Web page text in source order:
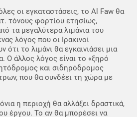
οι εγκαταστάσεις, το Al Faw θα
τόνους φορτίου ετησίως,
τα μεγαλύτερα λιμάνια του
λόγος που οι Ιρακινοί
ότι το λιμάνι θα εγκαινιάσει μια
Ο άλλος λόγος είναι το «ξηρό
και σιδηρόδρομος
που θα συνδέει τη χώρα με
η περιοχή θα αλλάξει δραστικά,
έργου. Το αν θα μπορέσει να